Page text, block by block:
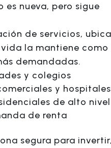
es nueva, pero sigue
de servicios,
la mantiene como
demandadas.
y colegios
y hospitales
de alto nivel
de renta
segura para